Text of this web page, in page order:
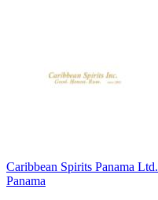
Caribbean Spirits Panama Ltd.
Panama